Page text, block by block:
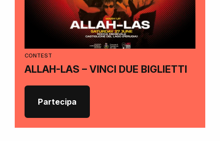
CONTEST
ALLAH-LAS – VINCI DUE BIGLIETTI
Partecipa